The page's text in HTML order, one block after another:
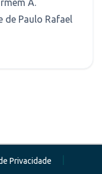
A.
de Paulo Rafael
Privacidade